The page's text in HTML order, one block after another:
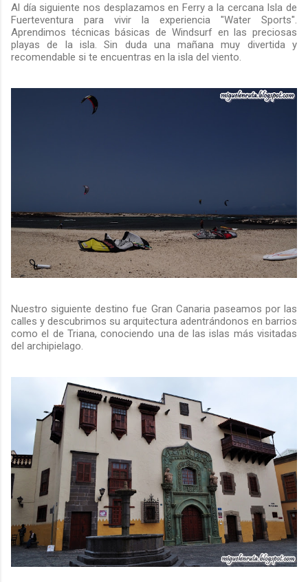
Al día siguiente nos desplazamos en Ferry a la cercana Isla de
Fuerteventura para vivir la experiencia "Water Sports".
Aprendimos técnicas básicas de Windsurf en las preciosas
playas de la isla. Sin duda una mañana muy divertida y
recomendable si te encuentras en la isla del viento.
Nuestro siguiente destino fue Gran Canaria paseamos por las
calles y descubrimos su arquitectura adentrándonos en barrios
como el de Triana, conociendo una de las islas más visitadas
del archipielago.